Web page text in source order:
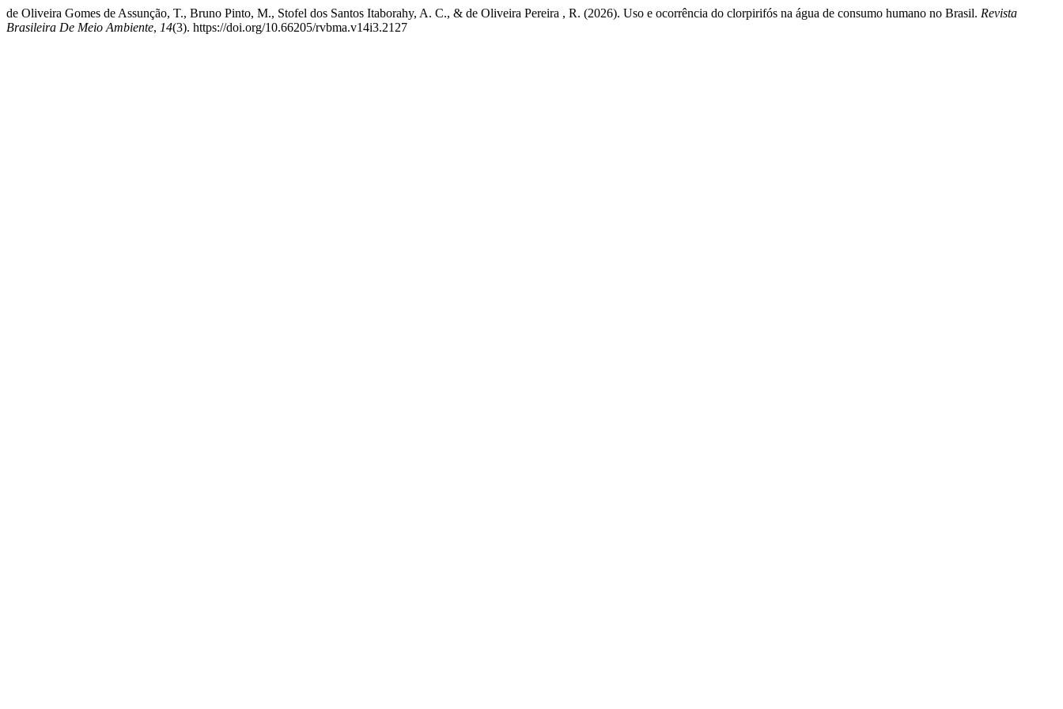
de Oliveira Gomes de Assunção, T., Bruno Pinto, M., Stofel dos Santos Itaborahy, A. C., & de Oliveira Pereira , R. (2026). Uso e ocorrência do clorpirifós na água de consumo humano no Brasil. Revista
Brasileira De Meio Ambiente, 14(3). https://doi.org/10.66205/rvbma.v14i3.2127